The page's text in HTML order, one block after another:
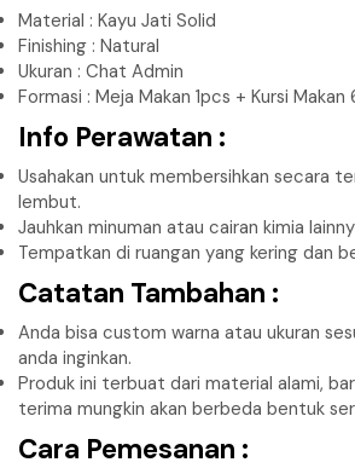
Material : Kayu Jati Solid
Finishing : Natural
Ukuran : Chat Admin
Formasi : Meja Makan 1pcs + Kursi Makan
Info Perawatan :
Usahakan untuk membersihkan secara
lembut.
Jauhkan minuman atau cairan kimia
Tempatkan di ruangan yang kering dan
Catatan Tambahan :
Anda bisa custom warna atau ukuran
anda inginkan.
Produk ini terbuat dari material alami,
terima mungkin akan berbeda bentuk
Cara Pemesanan :